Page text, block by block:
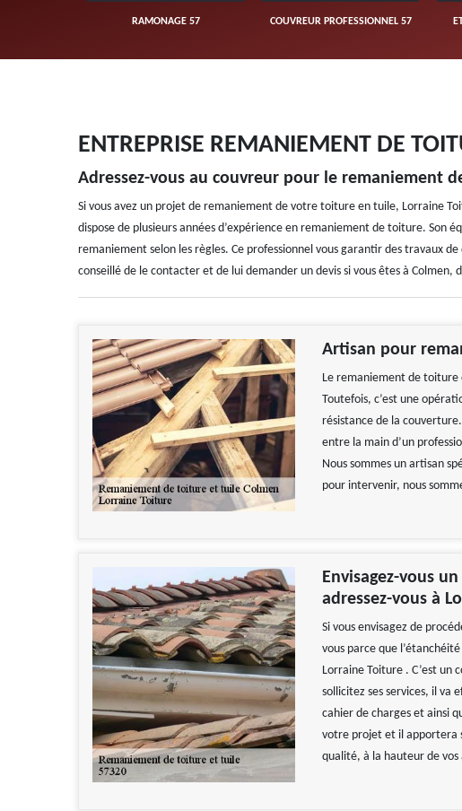
RAMONAGE 57 COUVREUR PROFESSIONNEL 57
ENTREPRISE REMANIEMENT DE
Adressez-vous au couvreur pour le remaniement
Si vous avez un projet de remaniement de votre toiture en tuile, Lorraine
dispose de plusieurs années d’expérience en remaniement de toiture. Son
remaniement selon les règles. Ce professionnel vous garantir des travaux
conseillé de le contacter et de lui demander un devis si vous êtes à Colmen,
Artisan pour
Le remaniement de toiture
Toutefois, c’est une
résistance de la
entre la main d’un
Nous sommes un artisan
pour intervenir, nous
Envisagez-vous
adressez-vous à
Si vous envisagez de
vous parce que
Lorraine Toiture . C’est un
sollicitez ses services, il va
cahier de charges et ainsi
votre projet et il apportera
qualité, à la hauteur de vos